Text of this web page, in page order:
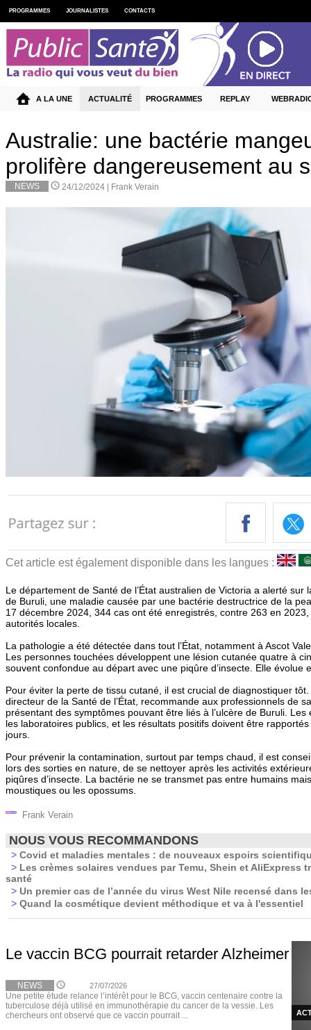
Australie: une bactérie
prolifère dangereusement au
NEWS 24/12/2024 | Frank Verain
Cet article est également disponible dans les langues :
Le département de Santé de l’État australien de Victoria a alerté sur
de Buruli, une maladie causée par une bactérie destructrice de la
17 décembre 2024, 344 cas ont été enregistrés, contre 263 en
autorités locales.
La pathologie a été détectée dans tout l’État, notamment à Ascot
Les personnes touchées développent une lésion cutanée quatre à
souvent confondue au départ avec une piqûre d’insecte. Elle évolue
Pour éviter la perte de tissu cutané, il est crucial de diagnostiquer
directeur de la Santé de l’État, recommande aux professionnels de
présentant des symptômes pouvant être liés à l’ulcère de Buruli.
les laboratoires publics, et les résultats positifs doivent être
jours.
Pour prévenir la contamination, surtout par temps chaud, il est
lors des sorties en nature, de se nettoyer après les activités
piqûres d’insecte. La bactérie ne se transmet pas entre humains
moustiques ou les opossums.
Frank Verain
NOUS VOUS RECOMMANDONS
> Covid et maladies mentales : de nouveaux espoirs
> Les crèmes solaires vendues par Temu, Shein et AliExpress
santé
> Un premier cas de l’année du virus West Nile recensé dans
> Quand la cosmétique devient méthodique et va à l'essentiel
Le vaccin BCG pourrait retarder Alzheimer
NEWS 27/07/2026
Une petite étude relance l’intérêt pour le BCG, vaccin centenaire contre la
tuberculose déjà utilisé en immunothérapie du cancer de la vessie. Les
chercheurs ont observé que ce vaccin pourrait ...
PROGRAMMES JOURNALISTES CONTACTS
A LA UNE ACTUALITÉ PROGRAMMES REPLAY